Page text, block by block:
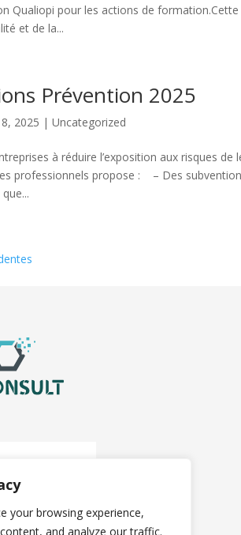
your browsing experience,
and analyze our traffic.
Qualiopi pour les actions de
et de la...
Prévention 2025
2025 |Uncategorized
à réduire l’exposition aux risques
professionnels propose : – Des